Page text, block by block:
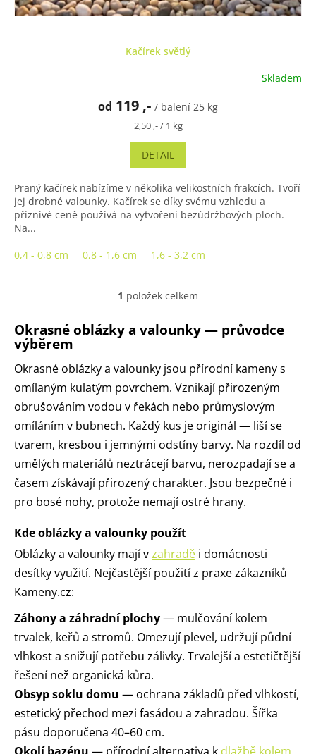
Kačírek světlý
Skladem
od 119 ,- / balení 25 kg
Měrná
2,50 ,- / 1 kg
DETAIL
Praný kačírek nabízíme v několika velikostních frakcích. Tvoří
jej drobné valounky. Kačírek se díky svému vzhledu a
příznivé ceně používá na vytvoření bezúdržbových ploch.
Na...
0,4 - 0,8 cm
0,8 - 1,6 cm 1,6 - 3,2 cm
O
l
a
c
í
p
r
v
k
y
v
ý
p
s
u
1 položek celkem
Okrasné oblázky a valounky — průvodce
výběrem
Okrasné oblázky a valounky jsou přírodní kameny s
omílaným kulatým povrchem. Vznikají přirozeným
obrušováním vodou v řekách nebo průmyslovým
omíláním v bubnech. Každý kus je originál — liší se
tvarem, kresbou i jemnými odstíny barvy. Na rozdíl od
umělých materiálů neztrácejí barvu, nerozpadají se a
časem získávají přirozený charakter. Jsou bezpečné i
pro bosé nohy, protože nemají ostré hrany.
Kde oblázky a valounky použít
Oblázky a valounky mají vzahradě i domácnosti
desítky využití. Nejčastější použití z praxe zákazníků
Kameny.cz:
Záhony a záhradní plochy— mulčování kolem
trvalek, keřů a stromů. Omezují plevel, udržují půdní
vlhkost a snižují potřebu zálivky. Trvalejší a estetičtější
řešení než organická kůra.
Obsyp soklu domu — ochrana základů před vlhkostí,
estetický přechod mezi fasádou a zahradou. Šířka
pásu doporučena 40–60 cm.